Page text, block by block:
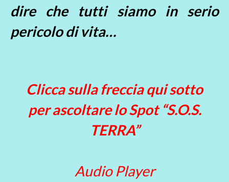
dire che tutti siamo in serio
pericolo di vita…
Clicca sulla freccia qui sotto
per ascoltare lo Spot “S.O.S.
TERRA”
Audio Player